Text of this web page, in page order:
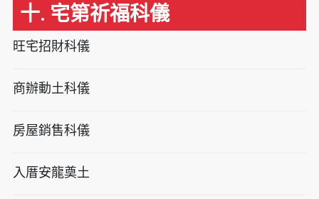
十. 宅第祈福科儀
旺宅招財科儀
商辦動土科儀
房屋銷售科儀
入厝安龍奠土